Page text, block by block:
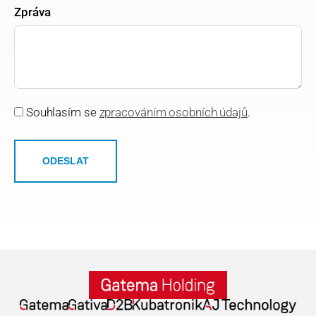
Zpráva
Souhlasím se zpracováním osobních údajů.
ODESLAT